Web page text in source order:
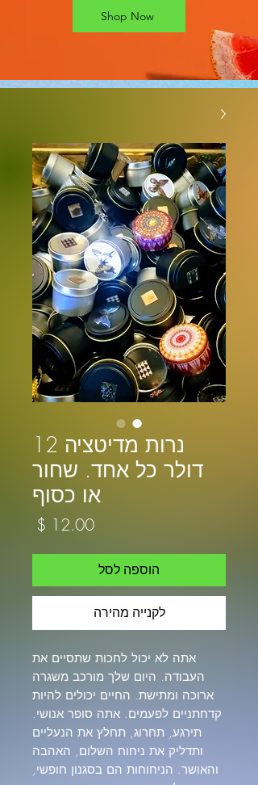
Shop Now
נרות מדיטציה 12
דולר כל אחד. שחור
או כסוף
הוספה לסל
לקנייה מהירה
אתה לא יכול לחכות שתסיים את
העבודה. היום שלך מורכב משגרה
ארוכה ומתישת. החיים יכולים להיות
קדחתניים לפעמים. אתה סופר אנושי.
תירגע, תחרוג, תחלץ את הנעליים
ותדליק את ניחוח השלום, האהבה
והאושר. הניחוחות הם בסגנון חופשי,